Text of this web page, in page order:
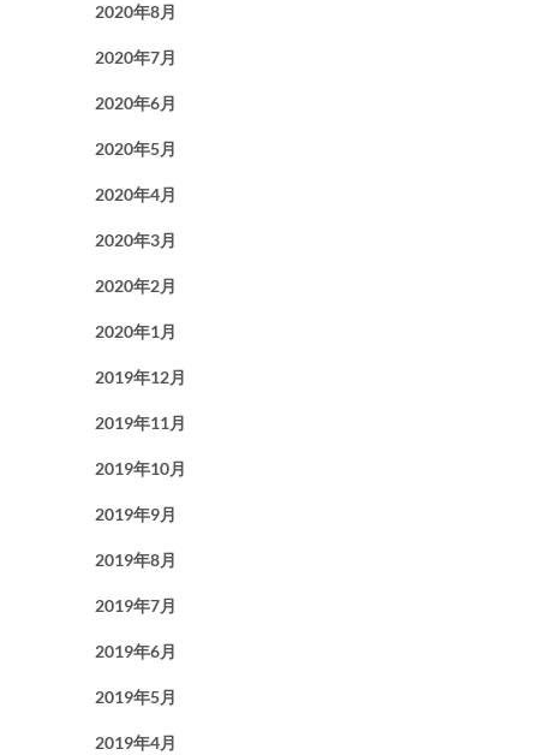
2020年8月
2020年7月
2020年6月
2020年5月
2020年4月
2020年3月
2020年2月
2020年1月
2019年12月
2019年11月
2019年10月
2019年9月
2019年8月
2019年7月
2019年6月
2019年5月
2019年4月